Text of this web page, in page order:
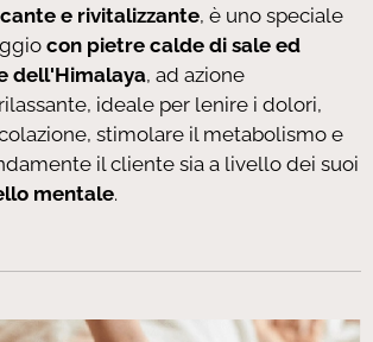
e rivitalizzante, è uno speciale
con pietre calde di sale ed
dell'Himalaya, ad azione
ideale per lenire i dolori,
stimolare il metabolismo e
il cliente sia a livello dei suoi
mentale.